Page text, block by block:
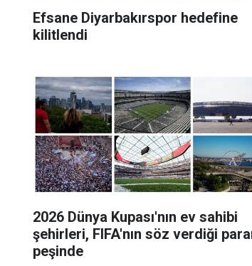
Efsane Diyarbakırspor hedefine
kilitlendi
2026 Dünya Kupası'nın ev sahibi
şehirleri, FIFA'nın söz verdiği
peşinde